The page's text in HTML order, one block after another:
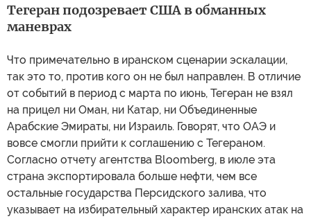
Тегеран подозревает США в обманных
маневрах
Что примечательно в иранском сценарии эскалации,
так это то, против кого он не был направлен. В отличие
от событий в период с марта по июнь, Тегеран не взял
на прицел ни Оман, ни Катар, ни Объединенные
Арабские Эмираты, ни Израиль. Говорят, что ОАЭ и
вовсе смогли прийти к соглашению с Тегераном.
Согласно отчету агентства Bloomberg, в июле эта
страна экспортировала больше нефти, чем все
остальные государства Персидского залива, что
указывает на избирательный характер иранских атак на